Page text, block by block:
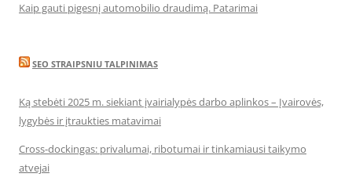
Kaip gauti pigesnį automobilio draudimą. Patarimai
SEO STRAIPSNIU TALPINIMAS
Ką stebėti 2025 m. siekiant įvairialypės darbo aplinkos – Įvairovės,
lygybės ir įtraukties matavimai
Cross-dockingas: privalumai, ribotumai ir tinkamiausi taikymo
atvejai